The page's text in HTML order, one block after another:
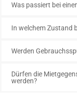
Was passiert bei
In welchem Zustand
Werden
Dürfen die
werden?